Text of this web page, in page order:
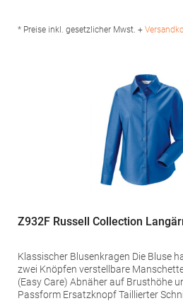
080613Hersteller: Seidensticker
39 33609
* Preise inkl. gesetzlicher Mwst. +
Z932F Russell Collection
Klassischer Blusenkragen Die Bluse hat abgerundete und mit
zwei Knöpfen verstellbare Manschetten Pflegeleichtes
(Easy Care) Abnäher auf Brusthöhe und im Rücken für perfekte
Passform Ersatzknopf Taillierter SchnittGrammatur: 135 g/m²